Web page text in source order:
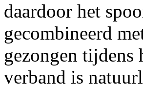
daardoor het
gecombineerd
gezongen
verband is